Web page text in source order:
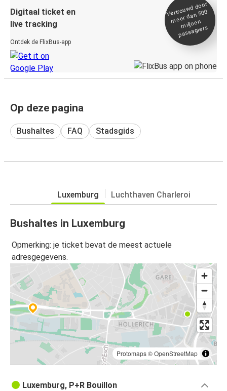
Digitaal ticket en
live tracking
Ontdek de FlixBus-app
Vertrou
wd door
meer dan 500
miljoen
passagiers
Op deze pagina
Bushaltes FAQ Stadsgids
Luxemburg Luchthaven Charleroi
Bushaltes in Luxemburg
Opmerking: je ticket bevat de meest actuele
adresgegevens.
Protomaps©OpenStreetMap
Luxemburg, P+R Bouillon